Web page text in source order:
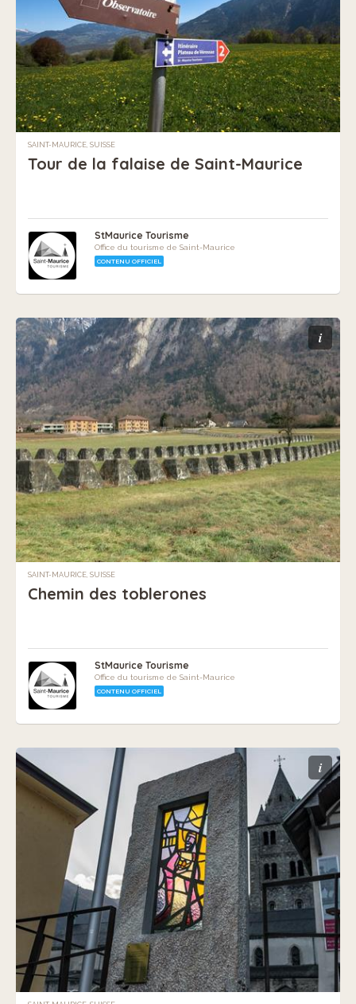
SAINT-MAURICE, SUISSE
Tour de la falaise de Saint-Maurice
StMaurice Tourisme
Office du tourisme de Saint-Maurice
CONTENU OFFICIEL
i
SAINT-MAURICE, SUISSE
Chemin des toblerones
StMaurice Tourisme
Office du tourisme de Saint-Maurice
CONTENU OFFICIEL
i